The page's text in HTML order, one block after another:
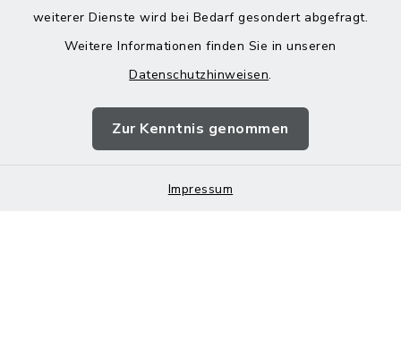
weiterer Dienste wird bei Bedarf gesondert abgefragt.
Weitere Informationen finden Sie in unseren
Datenschutzhinweisen.
Zur Kenntnis genommen
Impressum
Barrierefreiheit
Impressum
Sitemap